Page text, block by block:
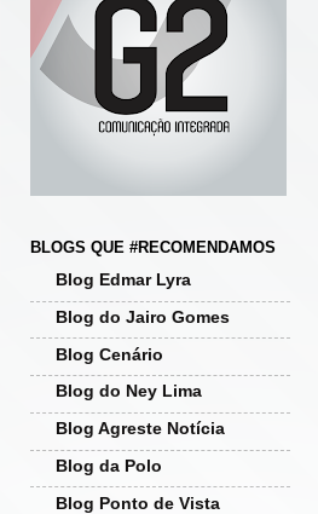
BLOGS QUE #RECOMENDAMOS
Blog Edmar Lyra
Blog do Jairo Gomes
Blog Cenário
Blog do Ney Lima
Blog Agreste Notícia
Blog da Polo
Blog Ponto de Vista